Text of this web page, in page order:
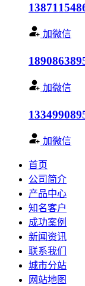
加微信
加微信
加微信
首页
公司简介
产品中心
知名客户
成功案例
新闻资讯
联系我们
城市分站
网站地图